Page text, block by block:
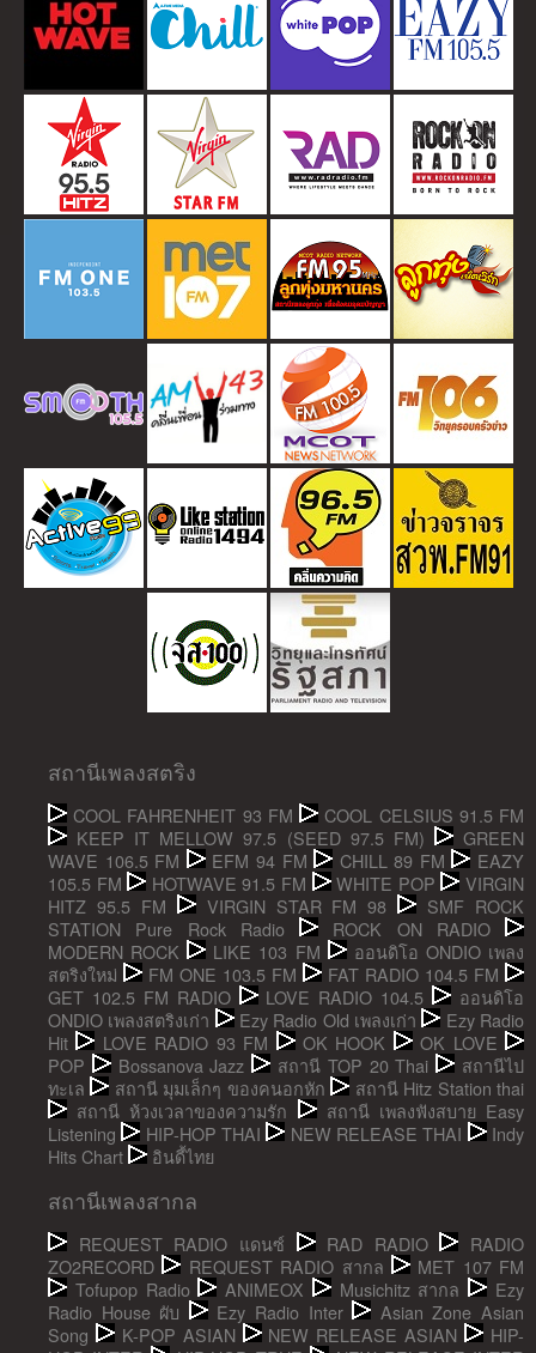
สถานีเพลงสตริง
COOL FAHRENHEIT 93 FM
COOL CELSIUS 91.5 FM
KEEP IT MELLOW 97.5 (SEED 97.5 FM)
GREEN
WAVE 106.5 FM
EFM 94 FM CHILL 89 FM
EAZY
105.5 FM
HOTWAVE 91.5 FM WHITE POP
VIRGIN
HITZ 95.5 FM
VIRGIN STAR FM 98
SMF ROCK
STATION Pure Rock Radio
ROCK ON RADIO
MODERN ROCK
LIKE 103 FM
ออนดิโอ ONDIO เพลง
สตริงใหม่
FM ONE 103.5 FM
FAT RADIO 104.5 FM
GET 102.5 FM RADIO
LOVE RADIO 104.5
ออนดิโอ
ONDIO เพลงสตริงเก่า
Ezy Radio Old เพลงเก่า
Ezy Radio
Hit
LOVE RADIO 93 FM OK HOOK
OK LOVE
POP
Bossanova Jazz สถานี TOP 20 Thai
สถานีไป
ทะเล
สถานี มุมเล็กๆ ของคนอกหัก
สถานี Hitz Station thai
สถานี ห้วงเวลาของความรัก
สถานี เพลงฟังสบาย Easy
Listening
HIP-HOP THAI NEW RELEASE THAI
Indy
Hits Chart
อินดี้ไทย
สถานีเพลงสากล
REQUEST RADIO แดนซ์ RAD RADIO
RADIO
ZO2RECORD
REQUEST RADIO สากล
MET 107 FM
Tofupop Radio
ANIMEOX Musichitz สากล
Ezy
Radio House ผับ
Ezy Radio Inter
Asian Zone Asian
Song
K-POP ASIAN NEW RELEASE ASIAN
HIP-